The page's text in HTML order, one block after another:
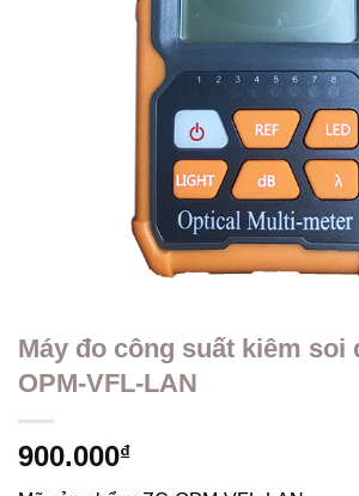
Máy đo công suất kiêm soi
OPM-VFL-LAN
900.000₫